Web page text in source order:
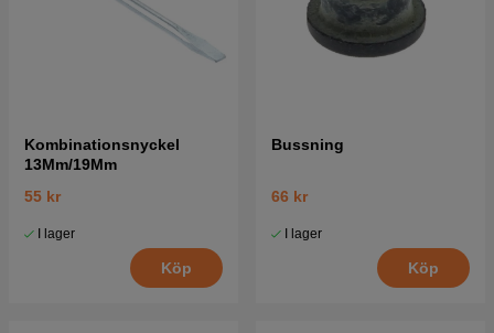
Kombinationsnyckel
13Mm/19Mm
55 kr
I lager
Köp
Bussning
66 kr
I lager
Köp